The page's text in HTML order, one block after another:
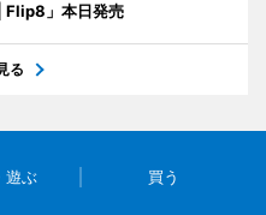
」本日発売
る
遊ぶ 買う